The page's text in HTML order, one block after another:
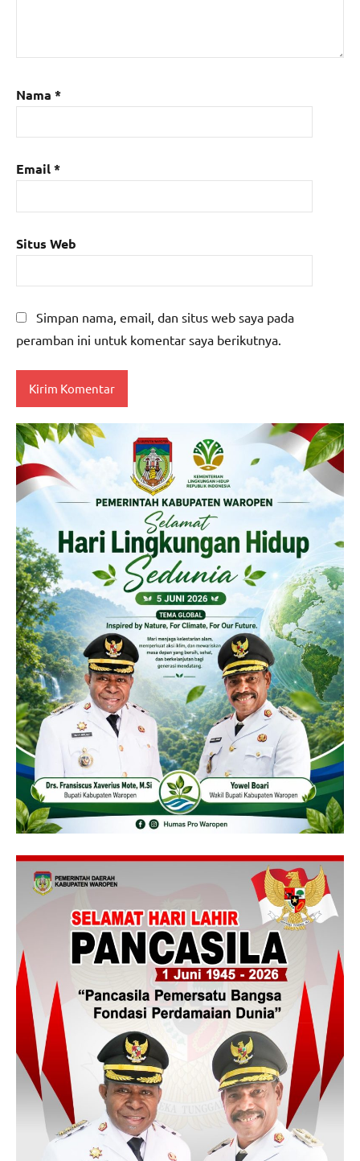
Nama *
Email*
Situs Web
Simpan nama, email, dan situs web saya pada
peramban ini untuk komentar saya berikutnya.